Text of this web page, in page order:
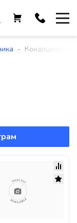
по пятницу
ул. Крупской, д.
- Кондиционеры